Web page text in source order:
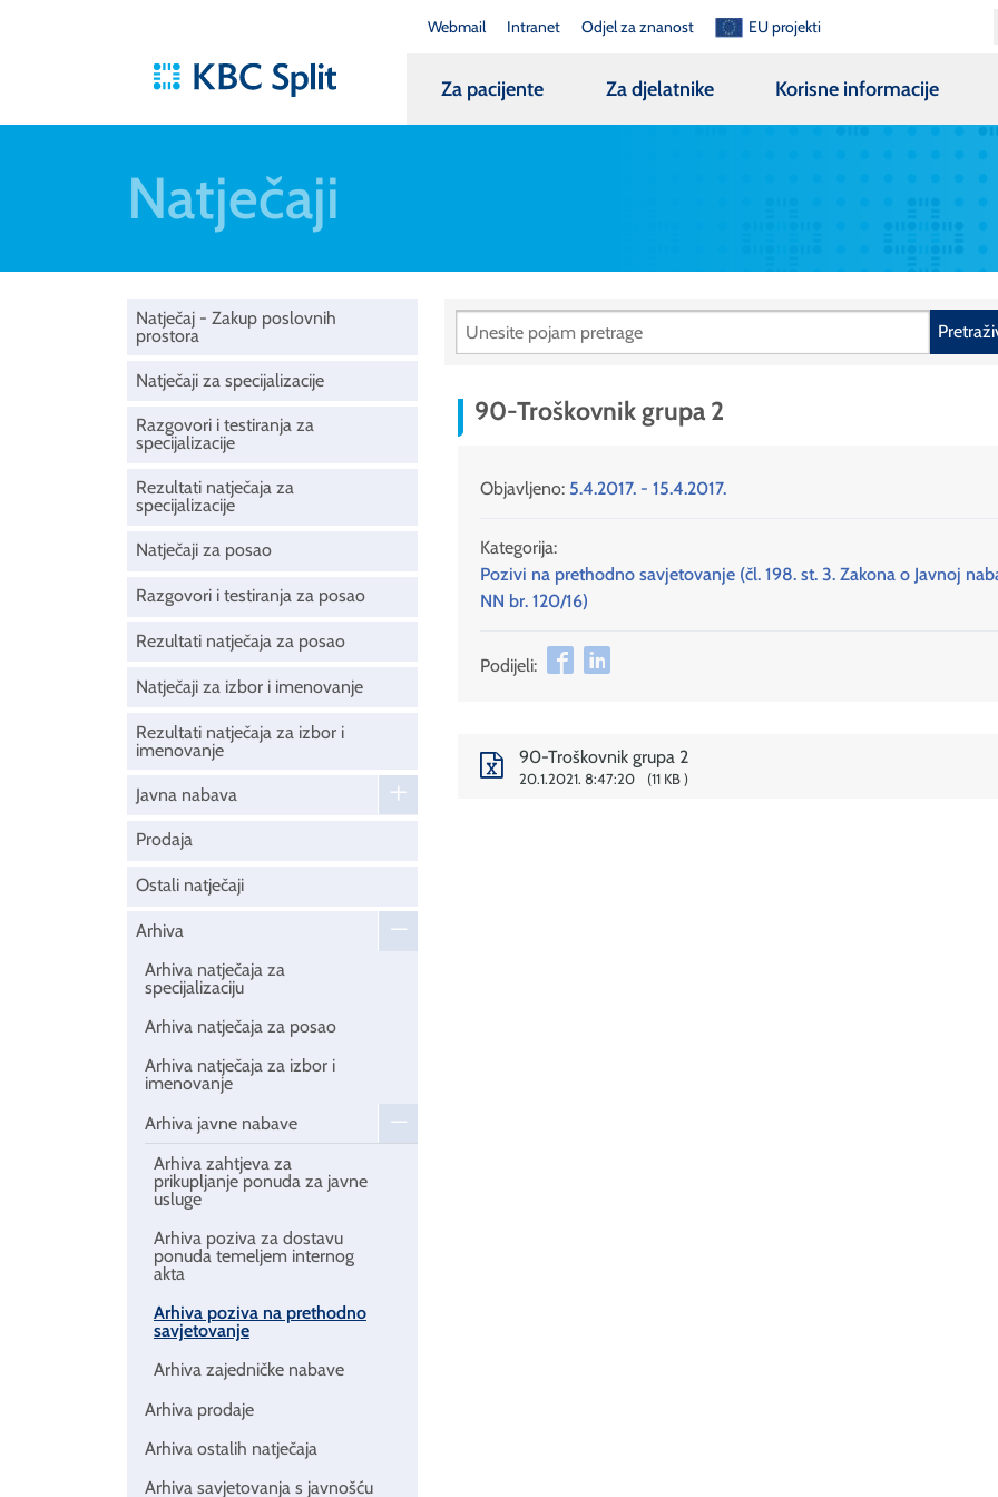
Webmail Intranet Odjel za znanost EU projekti
Za pacijente Za djelatnike Korisne informacije
Natječaji
Natječaj - Zakup poslovnih
prostora
Natječaji za specijalizacije
Razgovori i testiranja za
specijalizacije
Rezultati natječaja za
specijalizacije
Natječaji za posao
Razgovori i testiranja za posao
Rezultati natječaja za posao
Natječaji za izbor i imenovanje
Rezultati natječaja za izbor i
imenovanje
Javna nabava
Prodaja
Ostali natječaji
Arhiva
Arhiva natječaja za
specijalizaciju
Arhiva natječaja za posao
Arhiva natječaja za izbor i
imenovanje
Arhiva javne nabave
Arhiva zahtjeva za
prikupljanje ponuda za javne
usluge
Arhiva poziva za dostavu
ponuda temeljem internog
akta
Arhiva poziva na prethodno
savjetovanje
Arhiva zajedničke nabave
Arhiva prodaje
Arhiva ostalih natječaja
Arhiva savjetovanja s javnošću
90-Troškovnik grupa 2
Objavljeno: 5.4.2017. - 15.4.2017.
Kategorija:
Pozivi na prethodno savjetovanje (čl. 198. st. 3. Zakona o Javnoj
NN br. 120/16)
Podijeli:
90-Troškovnik grupa 2
20.1.2021. 8:47:20 11 KB